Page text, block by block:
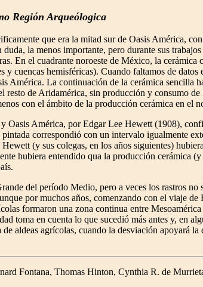
Región Arqueólogica
que era la mitad sur de Oasis América,
la menos importante, pero durante sus
En el cuadrante noroeste de México, la cerámica
cuencas hemisféricas). Cuando faltamos de datos
América. La continuación de la cerámica sencilla
de Aridamérica, sin producción y consumo de
con el ámbito de la producción cerámica en el
Oasis América, por Edgar Lee Hewett (1908),
correspondió con un intervalo igualmente
(y sus colegas, en los años siguientes)
hubiera entendido qua la producción cerámica
del período Medio, pero a veces los rastros no
por muchos años, comenzando con el viaje de
formaron una zona continua entre Mesoamérica
toma en cuenta lo que sucedió más antes y, en
aldeas agrícolas, cuando la desviación apoyará
Fontana, Thomas Hinton, Cynthia R. de